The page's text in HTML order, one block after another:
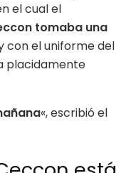
el cual el
tomaba una
con el uniforme del
placidamente
«, escribió el